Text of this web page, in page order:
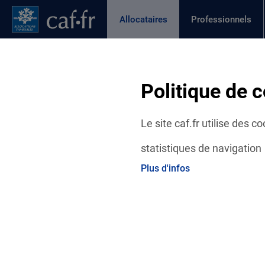
Politique de
Le site caf.fr utilise des
statistiques de navigation
Plus d'infos
Contenu principal
Pied de page
Allocataires
Page active
Professionnels
Actualités départementales